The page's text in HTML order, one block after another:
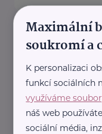
Allianz
Jsme tu,
Pojistíme Vaše
život.
Maximální
soukromí a
K personalizaci
funkcí sociálních
využíváme
náš web
sociální média,